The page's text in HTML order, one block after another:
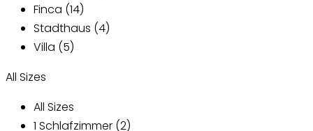
Finca (14)
Stadthaus (4)
Villa (5)
All Sizes
All Sizes
1 Schlafzimmer (2)